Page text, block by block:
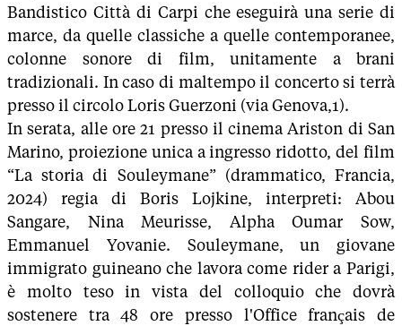
Bandistico Città di Carpi che eseguirà una serie di
marce, da quelle classiche a quelle contemporanee,
colonne sonore di film, unitamente a brani
tradizionali. In caso di maltempo il concerto si terrà
presso il circolo Loris Guerzoni (via Genova,1).
In serata, alle ore 21 presso il cinema Ariston di San
Marino, proiezione unica a ingresso ridotto, del film
“La storia di Souleymane” (drammatico, Francia,
2024) regia di Boris Lojkine, interpreti: Abou
Sangare, Nina Meurisse, Alpha Oumar Sow,
Emmanuel Yovanie. Souleymane, un giovane
immigrato guineano che lavora come rider a Parigi,
è molto teso in vista del colloquio che dovrà
sostenere tra 48 ore presso l'Office français de